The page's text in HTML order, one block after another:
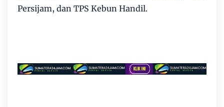
Persijam, dan TPS Kebun Handil.